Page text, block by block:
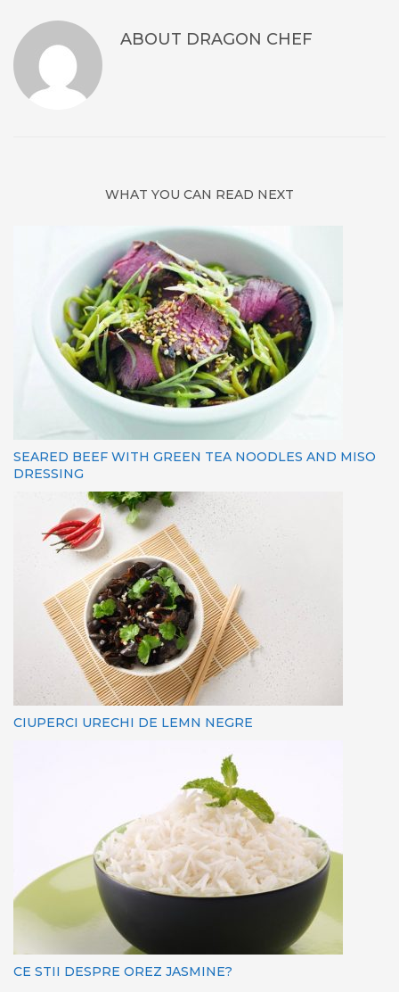
ABOUT DRAGON CHEF
WHAT YOU CAN READ NEXT
SEARED BEEF WITH GREEN TEA NOODLES AND MISO
DRESSING
CIUPERCI URECHI DE LEMN NEGRE
CE STII DESPRE OREZ JASMINE?